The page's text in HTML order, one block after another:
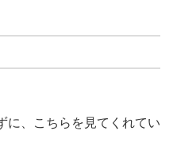
に、こちらを見てくれてい